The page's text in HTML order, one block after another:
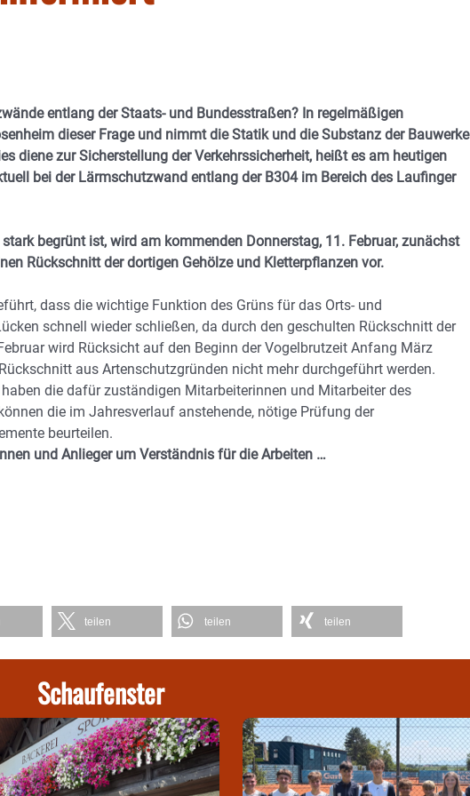
entlang der Staats- und Bundesstraßen? In regelmäßigen
dieser Frage und nimmt die Statik und die Substanz der Bauwerke
diene zur Sicherstellung der Verkehrssicherheit, heißt es am heutigen
bei der Lärmschutzwand entlang der B304 im Bereich des Laufinger
begrünt ist, wird am kommenden Donnerstag, 11. Februar, zunächst
Rückschnitt der dortigen Gehölze und Kletterpflanzen vor.
dass die wichtige Funktion des Grüns für das Orts- und
schnell wieder schließen, da durch den geschulten Rückschnitt der
wird Rücksicht auf den Beginn der Vogelbrutzeit Anfang März
aus Artenschutzgründen nicht mehr durchgeführt werden.
die dafür zuständigen Mitarbeiterinnen und Mitarbeiter des
die im Jahresverlauf anstehende, nötige Prüfung der
beurteilen.
und Anlieger um Verständnis für die Arbeiten …
teilen teilen teilen
Schaufenster